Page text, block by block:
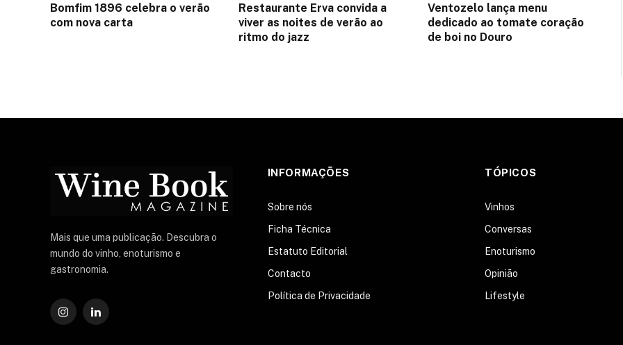
Bomfim 1896 celebra o verão
com nova carta
Restaurante Erva convida a
viver as noites de verão ao
ritmo do jazz
Ventozelo lança menu
dedicado ao tomate coração
de boi no Douro
Mais que uma publicação. Descubra o
mundo do vinho, enoturismo e
gastronomia.
Instagram
O
INFORMAÇÕES
Sobre nós
Ficha Técnica
Estatuto Editorial
Contacto
Política de Privacidade
TÓPICOS
Vinhos
Conversas
Enoturismo
Opinião
Lifestyle